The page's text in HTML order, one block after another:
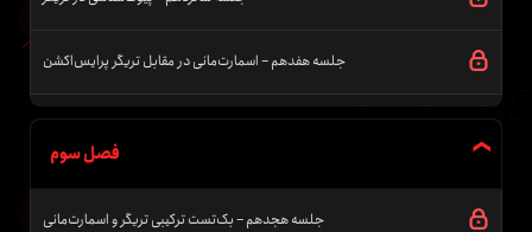
جلسه هفدهم – اسمارت‌مانی در مقابل تریگر پرایس‌اکشن
فصل سوم
جلسه هجدهم – بک‌تست ترکیبی تریگر و اسمارت‌مانی